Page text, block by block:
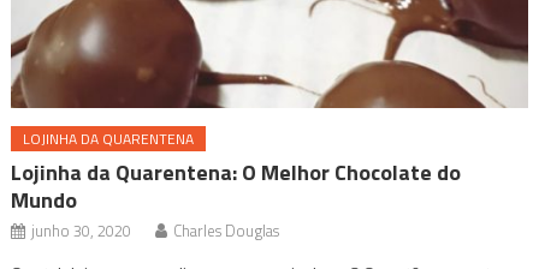
LOJINHA DA QUARENTENA
Lojinha da Quarentena: O Melhor Chocolate do
Mundo
junho 30, 2020 Charles Douglas